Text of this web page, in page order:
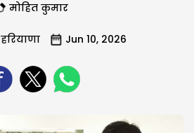
मोहित कुमार
हरियाणा Jun 10, 2026